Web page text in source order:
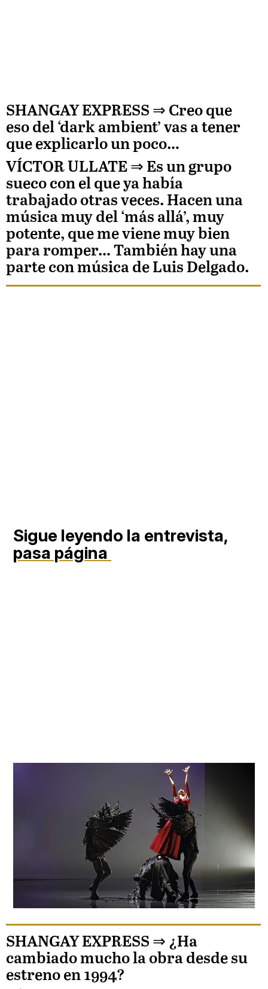
SHANGAY EXPRESS ⇒ Creo que
eso del ‘dark ambient’ vas a tener
que explicarlo un poco…
VÍCTOR ULLATE ⇒ Es un grupo
sueco con el que ya había
trabajado otras veces. Hacen una
música muy del ‘más allá’, muy
potente, que me viene muy bien
para romper… También hay una
parte con música de Luis Delgado.
Sigue leyendo la entrevista,
pasa página
SHANGAY EXPRESS ⇒ ¿Ha
cambiado mucho la obra desde su
estreno en 1994?